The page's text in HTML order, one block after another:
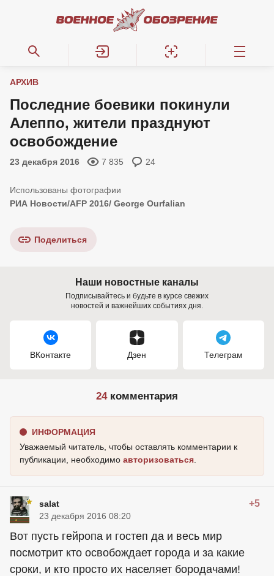
АРХИВ
Последние боевики покинули
Алеппо, жители празднуют
освобождение
23 декабря 2016 7 835 24
РИА Новости/AFP 2016/ George Ourfalian
Поделиться
Наши новостные каналы
Подписывайтесь и будьте в курсе свежих
новостей и важнейших событиях дня.
ВКонтакте Дзен Телеграм
24комментария
ИНФОРМАЦИЯ
Уважаемый читатель, чтобы оставлять комментарии к
публикации, необходимо авторизоваться
salat +5
23 декабря 2016 08:20
Вот пусть гейропа и гостеп да и весь мир
посмотрит кто освобождает города и за какие
сроки, и кто просто их населяет бородачами!